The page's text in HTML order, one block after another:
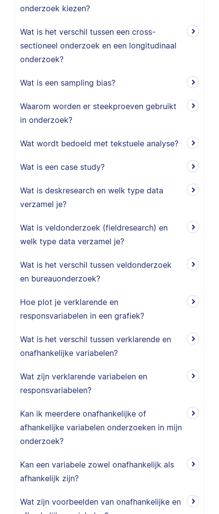
onderzoek kiezen?
Wat is het verschil tussen een cross-
sectioneel onderzoek en een longitudinaal
onderzoek?
Wat is een sampling bias?
Waarom worden er steekproeven gebruikt
in onderzoek?
Wat wordt bedoeld met tekstuele analyse?
Wat is een case study?
Wat is deskresearch en welk type data
verzamel je?
Wat is veldonderzoek (fieldresearch) en
welk type data verzamel je?
Wat is het verschil tussen veldonderzoek
en bureauonderzoek?
Hoe plot je verklarende en
responsvariabelen in een grafiek?
Wat is het verschil tussen verklarende en
onafhankelijke variabelen?
Wat zijn verklarende variabelen en
responsvariabelen?
Kan ik meerdere onafhankelijke of
afhankelijke variabelen onderzoeken in mijn
onderzoek?
Kan een variabele zowel onafhankelijk als
afhankelijk zijn?
Wat zijn voorbeelden van onafhankelijke en